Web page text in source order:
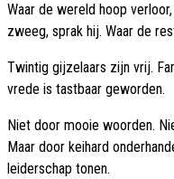
Waar de wereld hoop
zweeg, sprak hij. Waar de
Twintig gijzelaars zijn vrij.
vrede is tastbaar geworden.
Niet door mooie woorden.
Maar door keihard
leiderschap tonen.